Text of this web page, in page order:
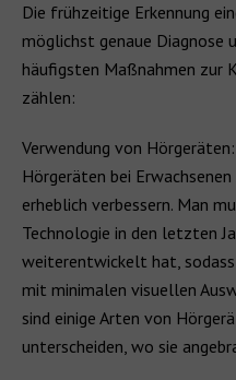
Die frühzeitige Erkennung
möglichst genaue Diagnose
häufigsten Maßnahmen zur
zählen:
Verwendung von
Hörgeräten bei
erheblich verbessern. Man
Technologie in den letzten
weiterentwickelt hat,
mit minimalen visuellen
sind einige Arten von
unterscheiden, wo sie